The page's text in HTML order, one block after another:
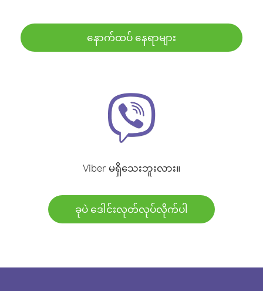
နောက်ထပ် နေရာများ
Viber မရှိသေးဘူးလား။
ခုပဲ ဒေါင်းလုတ်လုပ်လိုက်ပါ